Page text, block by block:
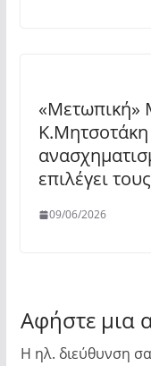
«Μετωπική»
Κ.Μητσοτάκη
επιλέγει
09/06/2026
Αφήστε μια
Η ηλ. διεύθυνση